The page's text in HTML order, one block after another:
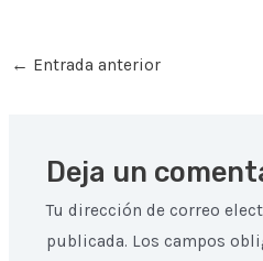
← Entrada anterior
Deja un
Tu dirección de correo
publicada. Los campos